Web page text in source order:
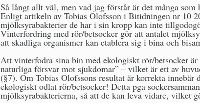
Så långt allt väl, men vad jag förstår är det många
Enligt artikeln av Tobias Olofsson i Bitidningen nr 10
mjölksyrabakterier de har i sin kropp kan inte
Vinterfordring med rör/betsocker gör att antalet
att skadliga organismer kan etablera sig i bina och
Att vinterfodra sina bin med ekologiskt rör/betsocker
naturliga försvar mot sjukdomar” – vilket är ett av
(§7). Om Tobias Olofssons resultat är korrekta
ekologiskt odlat rör/betsocker! Detta pga
mjölksyrabakterierna, så att de kan leva vidare, vilket